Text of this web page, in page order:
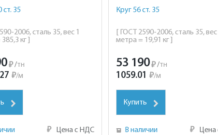
ст. 35
2006, сталь 35, вес 1
кг ]
₽ /тн
₽/м
₽ Цена с НДС
Круг 56 ст. 35
[ ГОСТ 2590-2006, сталь 35, вес
метра = 19,91 кг ]
53 190₽ /тн
1059.01 ₽/м
Купить
В наличии ₽ Цена